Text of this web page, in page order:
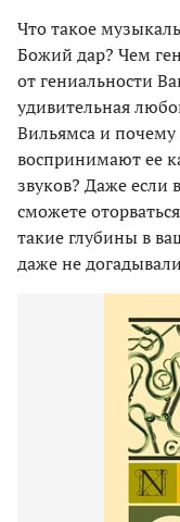
Что такое
Божий дар? Чем
от гениальности
удивительная
Вильямса и
воспринимают ее
звуков? Даже
сможете
такие глубины в
даже не